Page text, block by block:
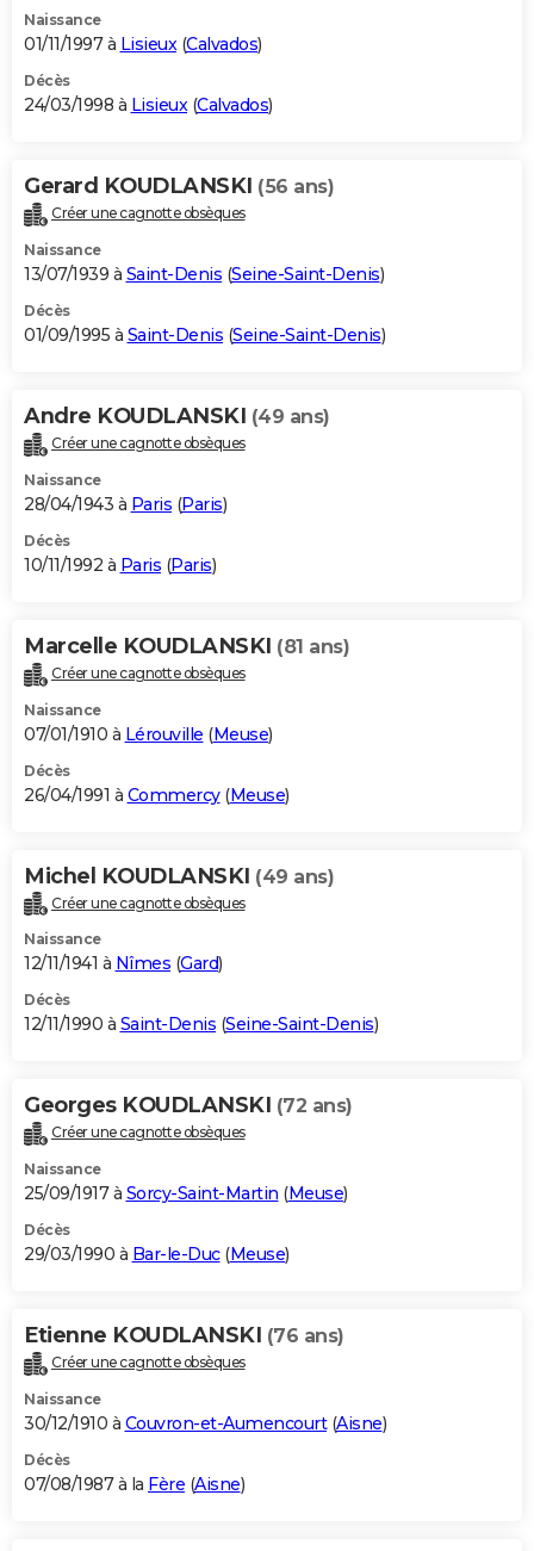
Naissance
01/11/1997 à Lisieux(Calvados)
Décès
24/03/1998 à Lisieux(Calvados)
Gerard KOUDLANSKI (56 ans)
Créer une cagnotte obsèques
Naissance
13/07/1939 à Saint-Denis (Seine-Saint-Denis)
Décès
01/09/1995 à Saint-Denis (Seine-Saint-Denis)
Andre KOUDLANSKI (49 ans)
Créer une cagnotte obsèques
Naissance
28/04/1943 à Paris (Paris)
Décès
10/11/1992 à Paris (Paris)
Marcelle KOUDLANSKI (81 ans)
Créer une cagnotte obsèques
Naissance
07/01/1910 à Lérouville (Meuse)
Décès
26/04/1991 à Commercy(Meuse)
Michel KOUDLANSKI (49 ans)
Créer une cagnotte obsèques
Naissance
12/11/1941 à Nîmes (Gard)
Décès
12/11/1990 à Saint-Denis (Seine-Saint-Denis)
Georges KOUDLANSKI (72 ans)
Créer une cagnotte obsèques
Naissance
25/09/1917 à Sorcy-Saint-Martin (Meuse)
Décès
29/03/1990 à Bar-le-Duc(Meuse)
Etienne KOUDLANSKI (76 ans)
Créer une cagnotte obsèques
Naissance
30/12/1910 à Couvron-et-Aumencourt(Aisne)
Décès
07/08/1987 à la Fère (Aisne)